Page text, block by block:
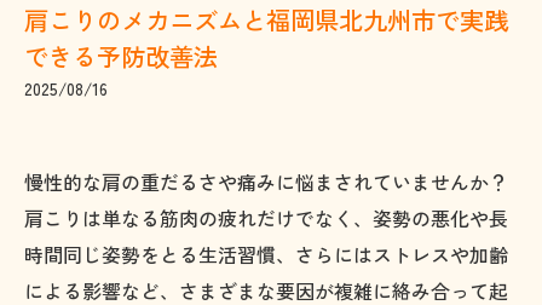
肩こりのメカニズムと福岡県北九州市で実践
できる予防改善法
2025/08/16
慢性的な肩の重だるさや痛みに悩まされていませんか？
肩こりは単なる筋肉の疲れだけでなく、姿勢の悪化や長
時間同じ姿勢をとる生活習慣、さらにはストレスや加齢
による影響など、さまざまな要因が複雑に絡み合って起